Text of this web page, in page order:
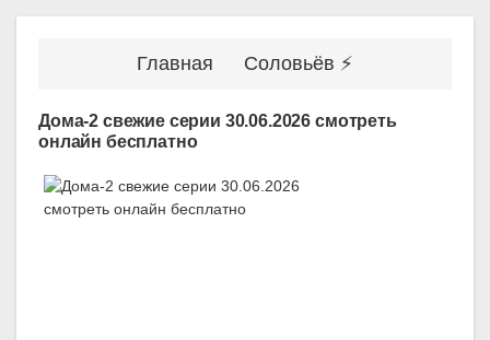
Главная Соловьёв ⚡
Дома-2 свежие серии 30.06.2026 смотреть
онлайн бесплатно